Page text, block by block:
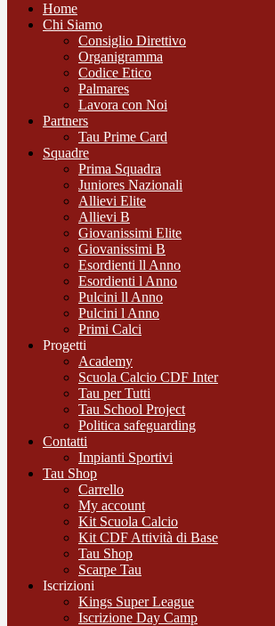
Home
Chi Siamo
Consiglio Direttivo
Organigramma
Codice Etico
Palmares
Lavora con Noi
Partners
Tau Prime Card
Squadre
Prima Squadra
Juniores Nazionali
Allievi Elite
Allievi B
Giovanissimi Elite
Giovanissimi B
Esordienti ll Anno
Esordienti l Anno
Pulcini ll Anno
Pulcini l Anno
Primi Calci
Progetti
Academy
Scuola Calcio CDF Inter
Tau per Tutti
Tau School Project
Politica safeguarding
Contatti
Impianti Sportivi
Tau Shop
Carrello
My account
Kit Scuola Calcio
Kit CDF Attività di Base
Tau Shop
Scarpe Tau
Iscrizioni
Kings Super League
Iscrizione Day Camp